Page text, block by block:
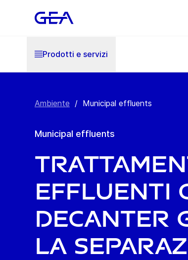
Prodotti e servizi
Ambiente / Municipal effluents
Municipal effluents
effluenti
decanter
la